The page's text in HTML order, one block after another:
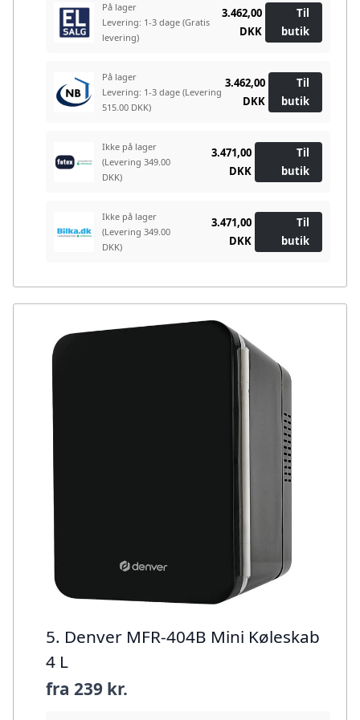
På lager
Levering: 1-3 dage (Gratis
levering)
3.462,00
DKK
Til
butik
På lager
Levering: 1-3 dage (Levering
515.00 DKK)
3.462,00
DKK
Til
butik
Ikke på lager
(Levering 349.00
DKK)
3.471,00
DKK
Til
butik
Ikke på lager
(Levering 349.00
DKK)
3.471,00
DKK
Til
butik
5. Denver MFR-404B Mini Køleskab
4 L
fra 239 kr.